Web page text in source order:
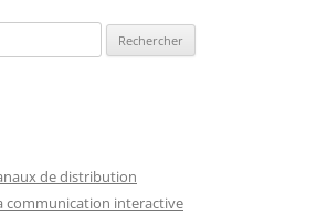
de distribution
communication interactive